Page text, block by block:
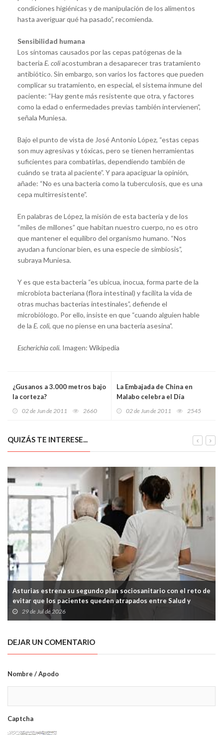
condiciones higiénicas y de manipulación de los alimentos
hasta averiguar qué ha pasado”, recomienda.
Sensibilidad humana
Los síntomas causados por las cepas patógenas de la
bacteria E. coliacostumbran a desaparecer tras tratamiento
antibiótico. Sin embargo, son varios los factores que pueden
complicar su tratamiento, en especial, el sistema inmune del
paciente: “Hay gente más resistente que otra, y factores
como la edad o enfermedades previas también intervienen”,
señala Muniesa.
Bajo el punto de vista de José Antonio López, “estas cepas
son muy agresivas y tóxicas, pero se tienen herramientas
suficientes para combatirlas, dependiendo también de
cuándo se trata al paciente”. Y para apaciguar la opinión,
añade: “No es una bacteria como la tuberculosis, que es una
cepa multirresistente”.
En palabras de López, la misión de esta bacteria y de los
“miles de millones” que habitan nuestro cuerpo, no es otro
que mantener el equilibro del organismo humano. “Nos
ayudan a funcionar bien, es una especie de simbiosis”,
subraya Muniesa.
Y es que esta bacteria “es ubicua, inocua, forma parte de la
microbiota bacteriana (flora intestinal) y facilita la vida de
otras muchas bacterias intestinales”, defiende el
microbiólogo. Por ello, insiste en que “cuando alguien hable
de la E. coli, que no piense en una bacteria asesina”.
Escherichia coli. Imagen: Wikipedia
¿Gusanos a 3.000 metros bajo
la corteza?
02 de Jun de 2011 2660
La Embajada de China en
Malabo celebra el Día
02 de Jun de 2011 2545
QUIZÁS TE INTERESE...
Asturias estrena su segundo plan sociosanitario con el reto de
evitar que los pacientes queden atrapados entre Salud y
Servicios Sociales
29 de Jul de 2026
DEJAR UN COMENTARIO
Nombre / Apodo
Captcha